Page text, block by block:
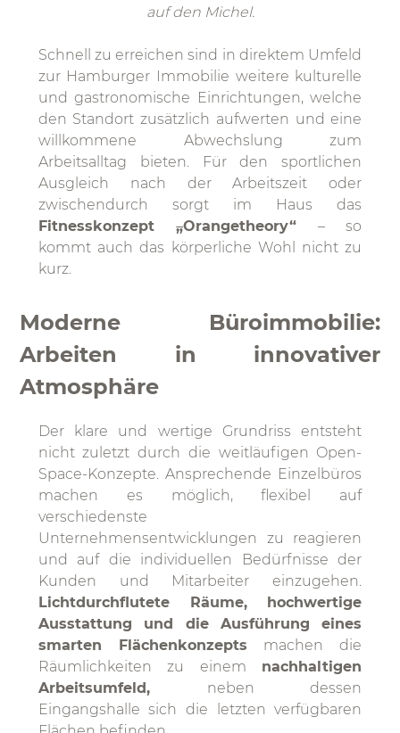
auf den Michel.
Schnell zu erreichen sind in direktem Umfeld
zur Hamburger Immobilie weitere kulturelle
und gastronomische Einrichtungen, welche
den Standort zusätzlich aufwerten und eine
willkommene Abwechslung zum
Arbeitsalltag bieten. Für den sportlichen
Ausgleich nach der Arbeitszeit oder
zwischendurch sorgt im Haus das
Fitnesskonzept„Orangetheory“ – so
kommt auch das körperliche Wohl nicht zu
kurz.
Moderne Büroimmobilie:
Arbeiten in innovativer
Atmosphäre
Der klare und wertige Grundriss entsteht
nicht zuletzt durch die weitläufigen Open-
Space-Konzepte. Ansprechende Einzelbüros
machen es möglich, flexibel auf
verschiedenste
Unternehmensentwicklungen zu reagieren
und auf die individuellen Bedürfnisse der
Kunden und Mitarbeiter einzugehen.
Lichtdurchflutete Räume, hochwertige
Ausstattung und die Ausführung eines
smarten Flächenkonzepts machen die
Räumlichkeiten zu einem nachhaltigen
Arbeitsumfeld, neben dessen
Eingangshalle sich die letzten verfügbaren